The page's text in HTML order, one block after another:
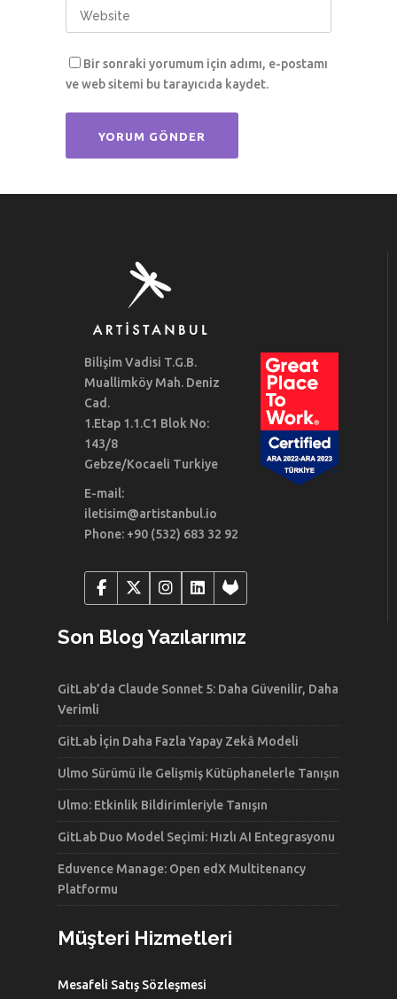
Bir sonraki yorumum için adımı, e-postamı
ve web sitemi bu tarayıcıda kaydet.
Bilişim Vadisi T.G.B.
Muallimköy Mah. Deniz
Cad.
1.Etap 1.1.C1 Blok No:
143/8
Gebze/Kocaeli Turkiye
E-mail:
iletisim@artistanbul.io
Phone: +90 (532) 683 32 92
Son Blog Yazılarımız
GitLab’da Claude Sonnet 5: Daha Güvenilir, Daha
Verimli
GitLab İçin Daha Fazla Yapay Zekâ Modeli
Ulmo Sürümü ile Gelişmiş Kütüphanelerle Tanışın
Ulmo: Etkinlik Bildirimleriyle Tanışın
GitLab Duo Model Seçimi: Hızlı AI Entegrasyonu
Eduvence Manage: Open edX Multitenancy
Platformu
Müşteri Hizmetleri
Mesafeli Satış Sözleşmesi